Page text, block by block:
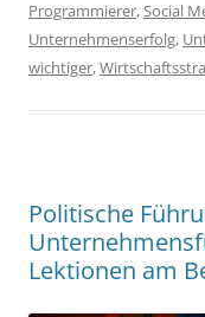
Programmierer,Social
Unternehmenserfolg,
wichtiger,
Politische
Lektionen am